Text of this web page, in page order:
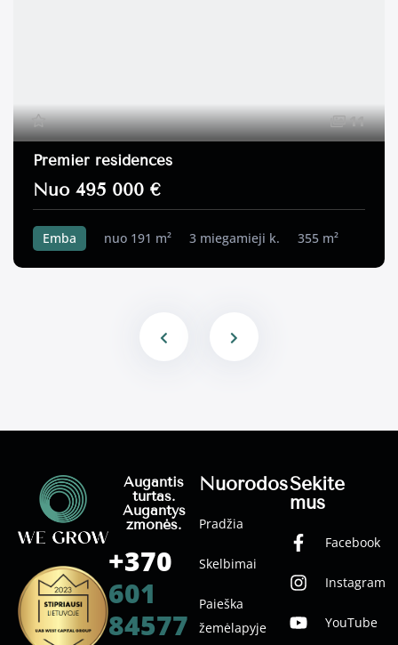
11
Premier residences
Nuo 495 000 €
Emba nuo 191 m² 3 miegamieji k. 355 m²
Nuorodos
Pradžia
Skelbimai
Paieška
žemėlapyje
Sekite
mus
Facebook
Instagram
YouTube
Augantis
turtas.
Augantys
žmonės.
+370
601
84577